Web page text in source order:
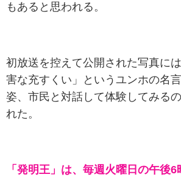
もあると思われる。
初放送を控えて公開された写真に
害な充すくい」というユンホの名
姿、市民と対話して体験してみる
れた。
「発明王」は、毎週火曜日の午後